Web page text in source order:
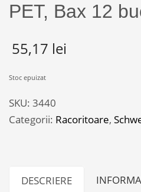
PET, Bax 12
55,17 lei
Stoc epuizat
SKU: 3440
Categorii: Racoritoare,
DESCRIERE